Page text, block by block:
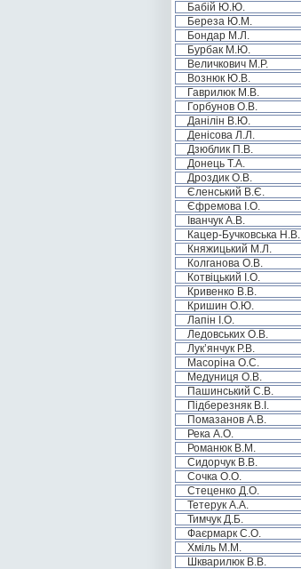
Бабій Ю.Ю.
Береза Ю.М.
Бондар М.Л.
Бурбак М.Ю.
Величкович М.Р.
Вознюк Ю.В.
Гаврилюк М.В.
Горбунов О.В.
Данілін В.Ю.
Денісова Л.Л.
Дзюблик П.В.
Донець Т.А.
Дроздик О.В.
Єленський В.Є.
Єфремова І.О.
Іванчук А.В.
Кацер-Бучковська Н.В.
Княжицький М.Л.
Колганова О.В.
Котвіцький І.О.
Кривенко В.В.
Кришин О.Ю.
Лапін І.О.
Ледовських О.В.
Лук’янчук Р.В.
Масоріна О.С.
Медуниця О.В.
Пашинський С.В.
Підберезняк В.І.
Помазанов А.В.
Река А.О.
Романюк В.М.
Сидорчук В.В.
Сочка О.О.
Стеценко Д.О.
Тетерук А.А.
Тимчук Д.Б.
Фаєрмарк С.О.
Хміль М.М.
Шкварилюк В.В.